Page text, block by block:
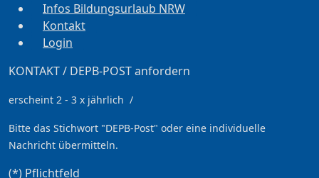
Infos Bildungsurlaub NRW
Kontakt
Login
KONTAKT / DEPB-POST anfordern
erscheint 2 - 3 x jährlich /
Bitte das Stichwort "DEPB-Post" oder eine individuelle
Nachricht übermitteln.
(*) Pflichtfeld